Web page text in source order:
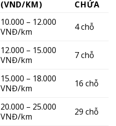
(VND/KM)
CHỨA
10.000 – 12.000
VNĐ/km
4 chỗ
12.000 – 15.000
VNĐ/km
7 chỗ
15.000 – 18.000
VNĐ/km
16 chỗ
20.000 – 25.000
VNĐ/km
29 chỗ